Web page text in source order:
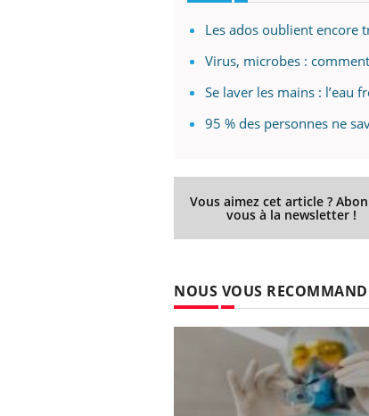
Les ados oublient encore
Virus, microbes :
Se laver les mains : l’eau
95 % des personnes ne
Vous aimez cet article ?
vous à la newsletter !
NOUS VOUS